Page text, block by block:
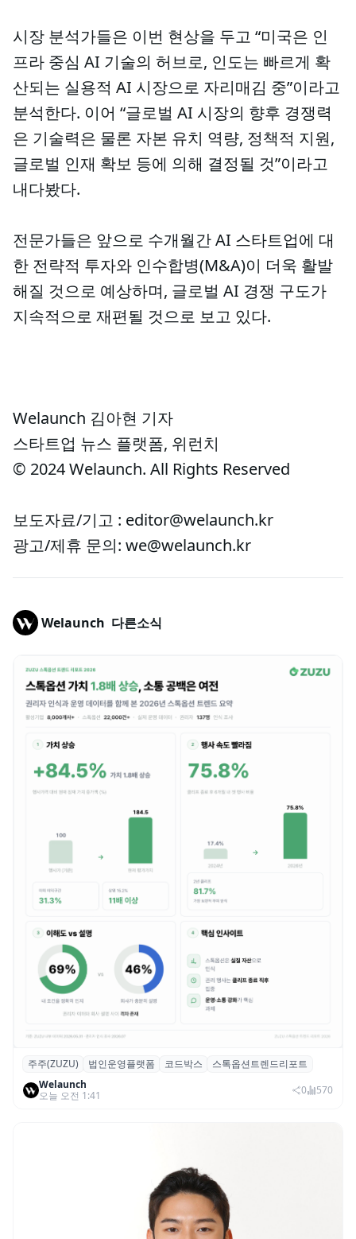
시장 분석가들은 이번 현상을 두고 “미국은 인
프라 중심 AI 기술의 허브로, 인도는 빠르게 확
산되는 실용적 AI 시장으로 자리매김 중”이라고
분석한다. 이어 “글로벌 AI 시장의 향후 경쟁력
은 기술력은 물론 자본 유치 역량, 정책적 지원,
글로벌 인재 확보 등에 의해 결정될 것”이라고
내다봤다.
전문가들은 앞으로 수개월간 AI 스타트업에 대
한 전략적 투자와 인수합병(M&A)이 더욱 활발
해질 것으로 예상하며, 글로벌 AI 경쟁 구도가
지속적으로 재편될 것으로 보고 있다.
Welaunch 김아현 기자
스타트업 뉴스 플랫폼, 위런치
© 2024 Welaunch. All Rights Reserved
보도자료/기고 : editor@welaunch.kr
광고/제휴 문의: we@welaunch.kr
Welaunch 다른소식
스톡옵션 취소율 2년 만에 18.2%→31.3%…
권리 발생 즉시 행사 비중도 급증
주주(ZUZU) 법인운영플랫폼 코드박스
스톡옵션트렌드리포트
Welaunch
오늘 오전 1:41
0 570